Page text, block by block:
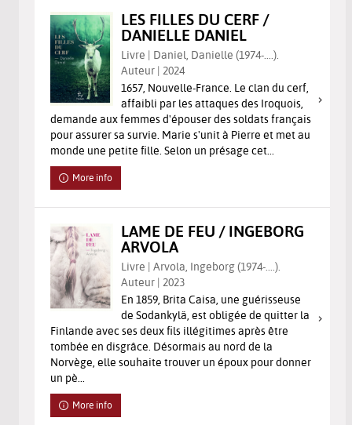
LES FILLES DU CERF /
DANIELLE DANIEL
Livre | Daniel, Danielle (1974-....).
Auteur | 2024
1657, Nouvelle-France. Le clan du cerf,
affaibli par les attaques des Iroquois,
demande aux femmes d'épouser des soldats français
pour assurer sa survie. Marie s'unit à Pierre et met au
monde une petite fille. Selon un présage cet...
More info
LAME DE FEU / INGEBORG
ARVOLA
Livre | Arvola, Ingeborg (1974-....).
Auteur | 2023
En 1859, Brita Caisa, une guérisseuse
de Sodankylä, est obligée de quitter la
Finlande avec ses deux fils illégitimes après être
tombée en disgrâce. Désormais au nord de la
Norvège, elle souhaite trouver un époux pour donner
un pè...
More info